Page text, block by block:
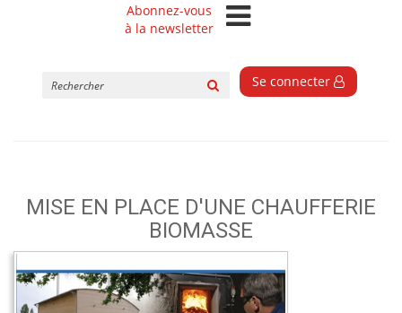
Abonnez-vous
à la newsletter
Se connecter
MISE EN PLACE D'UNE CHAUFFERIE
BIOMASSE